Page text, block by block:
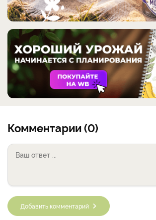
Комментарии (0)
Добавить комментарий